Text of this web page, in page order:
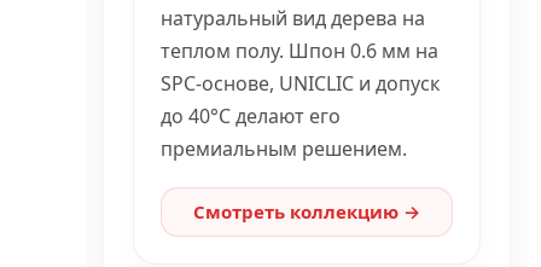
натуральный вид дерева на
теплом полу. Шпон 0.6 мм на
SPC-основе, UNICLIC и допуск
до 40°C делают его
премиальным решением.
Смотреть коллекцию →